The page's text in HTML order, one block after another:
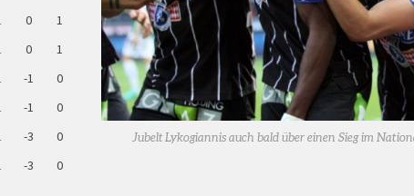
Jubelt Lykogiannis auch bald über einen Sieg im
0
1
0
1
-1
0
-1
0
-3
0
-3 0